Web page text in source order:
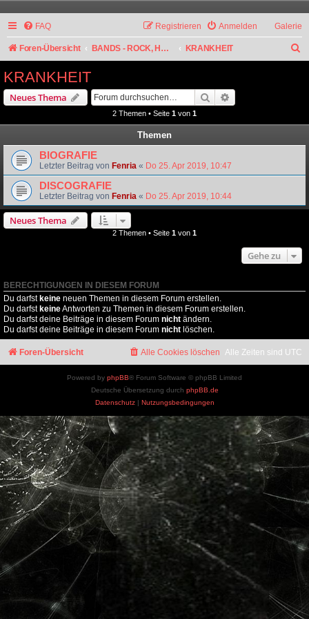
Galerie
FAQ Anmelden
Registrieren
Foren-Übersicht BANDS - ROCK, HARD ROCK, ALTERNATIVE KRANKHEIT
KRANKHEIT
Neues Thema Suche
2 Themen • Seite 1 von 1
Themen
BIOGRAFIE
Letzter Beitrag von Fenria « Do 25. Apr 2019, 10:47
DISCOGRAFIE
Letzter Beitrag von Fenria « Do 25. Apr 2019, 10:44
Neues Thema
2 Themen • Seite 1 von 1
Gehe zu
BERECHTIGUNGEN IN DIESEM FORUM
Du darfst keine neuen Themen in diesem Forum erstellen.
Du darfst keineAntworten zu Themen in diesem Forum erstellen.
Du darfst deine Beiträge in diesem Forum nicht ändern.
Du darfst deine Beiträge in diesem Forum nicht löschen.
Foren-Übersicht Alle Zeiten sind UTC
Alle Cookies löschen
Powered by phpBB® Forum Software © phpBB Limited
Deutsche Übersetzung durch phpBB.de
Datenschutz| Nutzungsbedingungen